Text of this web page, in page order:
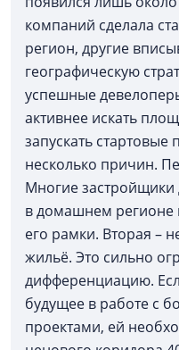
компаний сделала
регион, другие
географическую
успешные
активнее искать
запускать стартовые
несколько причин.
Многие застройщики
в домашнем регионе
его рамки. Вторая –
жильё. Это сильно
дифференциацию.
будущее в работе с
проектами, ей